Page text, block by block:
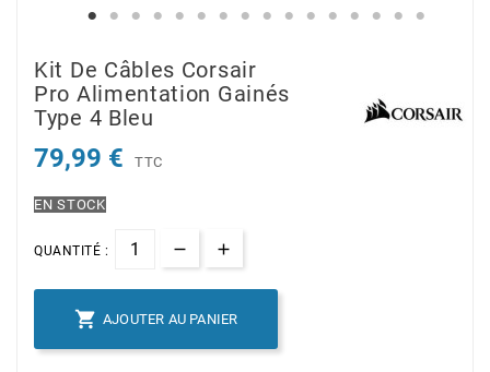
Kit De Câbles Corsair
Pro Alimentation Gainés
Type 4 Bleu
79,99 € TTC
EN STOCK
QUANTITÉ :
 AJOUTER AU PANIER